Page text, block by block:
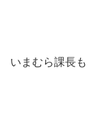
いまむら課長も